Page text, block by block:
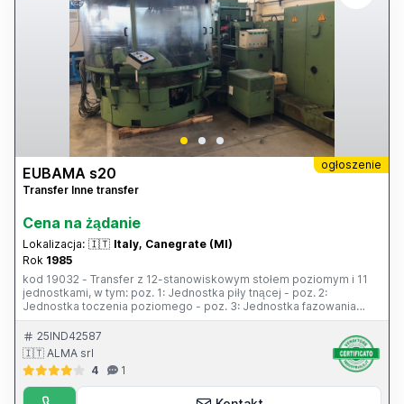
ogłoszenie
EUBAMA s20
Transfer Inne transfer
Cena na żądanie
Lokalizacja: 🇮🇹 Italy, Canegrate (MI)
Rok 1985
kod 19032 - Transfer z 12-stanowiskowym stołem poziomym i 11
jednostkami, w tym: poz. 1: Jednostka piły tnącej - poz. 2:
Jednostka toczenia poziomego - poz. 3: Jednostka fazowania
poziomego - poz. 4: Jednostka gwintowania poziomego z głowicą
walcową, skok 20G 1/4 - poz. 5: Jednostka gwintowania z głowicą
walcową, M8 Fette - poz. 6: Jednostka fazowania poziomego -
poz. 7: Jednostka wytaczania poziomego - poz. 8: Jednostka
fazowania poziomego, skok 0,7 mm, pochyły - poz. 9: Specjalna
jednostka pozioma do frezowania kół zębatych - poz. 10:
Specjalna jednostka pionowa do frezowania kół zębatych - poz. 11:
25IND42587
🇮🇹 ALMA srl
4
1